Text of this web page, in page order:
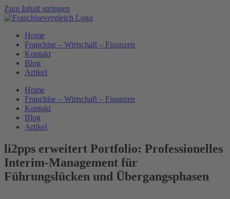
Zum Inhalt springen
Home
Franchise – Wirtschaft – Finanzen
Kontakt
Blog
Artikel
Home
Franchise – Wirtschaft – Finanzen
Kontakt
Blog
Artikel
li2pps erweitert Portfolio: Professionelles
Interim-Management für
Führungslücken und Übergangsphasen